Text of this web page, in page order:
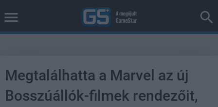
Megtalálhatta a Marvel az új
Bosszúállók-filmek rendezőit,